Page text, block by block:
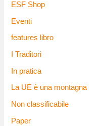
ESF Shop
Eventi
features libro
I Traditori
In pratica
La UE è una montagna
Non classificabile
Paper